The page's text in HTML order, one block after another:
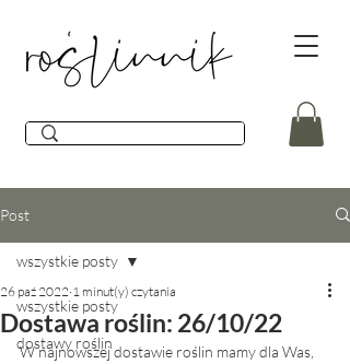
Post
wszystkie posty
dostawy roślin
wszystkie posty
Dostawa roślin: 26/10/22
26 paź 2022 1 minut(y) czytania
W najnowszej dostawie roślin mamy dla Was,